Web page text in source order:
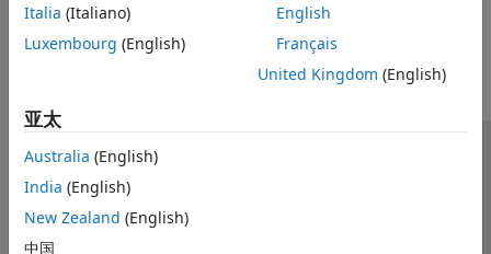
本页内容对您有帮助吗？
Italia (Italiano)
Luxembourg (English)
English
Français
United Kingdom (English)
亚太
Australia (English)
India (English)
New Zealand (English)
中国
信任中心 商标
联系我们
© 1994-2026 The MathWorks, Inc.